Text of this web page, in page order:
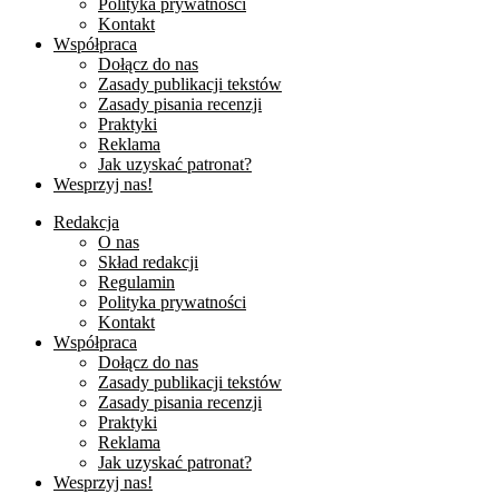
Polityka prywatności
Kontakt
Współpraca
Dołącz do nas
Zasady publikacji tekstów
Zasady pisania recenzji
Praktyki
Reklama
Jak uzyskać patronat?
Wesprzyj nas!
Redakcja
O nas
Skład redakcji
Regulamin
Polityka prywatności
Kontakt
Współpraca
Dołącz do nas
Zasady publikacji tekstów
Zasady pisania recenzji
Praktyki
Reklama
Jak uzyskać patronat?
Wesprzyj nas!